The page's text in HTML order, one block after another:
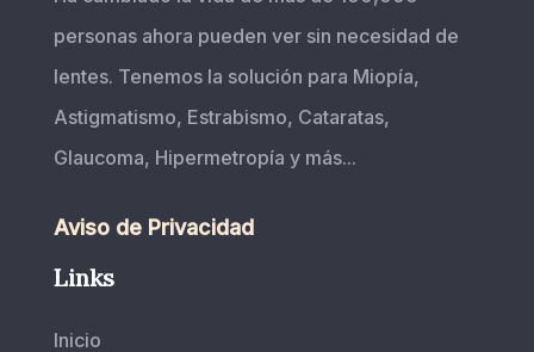
personas ahora pueden ver sin necesidad de
lentes. Tenemos la solución para Miopía,
Astigmatismo, Estrabismo, Cataratas,
Glaucoma, Hipermetropía y más...
Aviso de Privacidad
Links
Inicio